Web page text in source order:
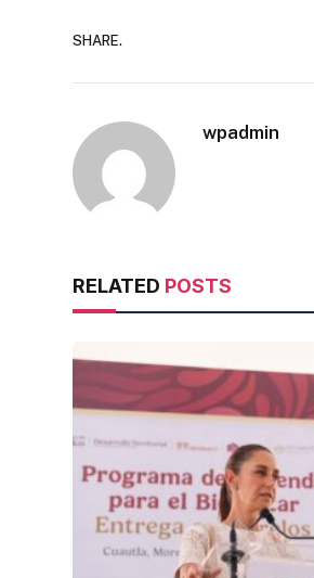
SHARE.
wpadmin
RELATED POSTS